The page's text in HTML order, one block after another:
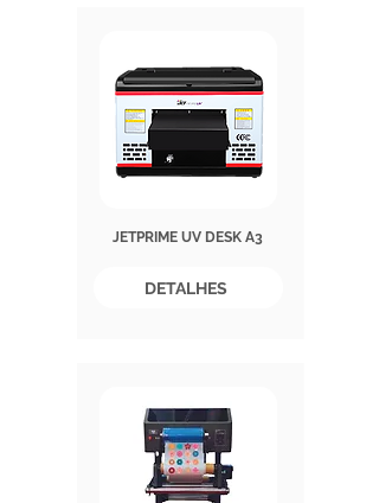
JETPRIME UV DESK A3
DETALHES